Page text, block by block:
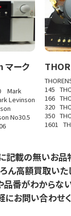
ーク
Mark
Levinson
No30.5
145
166
320
350
1601
記載の無いお品
ん高額買取いた
品番がわからな
にお問い合わせく